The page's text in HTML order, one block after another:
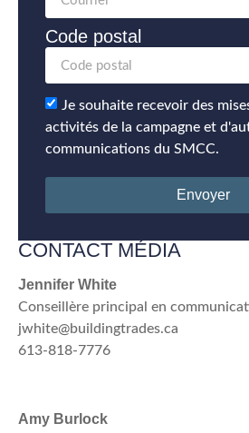
Code postal
Je souhaite recevoir des
activités de la campagne et
communications du SMCC.
Envoyer
CONTACT MÉDIA
Jennifer White
Conseillère principal en
jwhite@buildingtrades.ca
613-818-7776
Amy Burlock